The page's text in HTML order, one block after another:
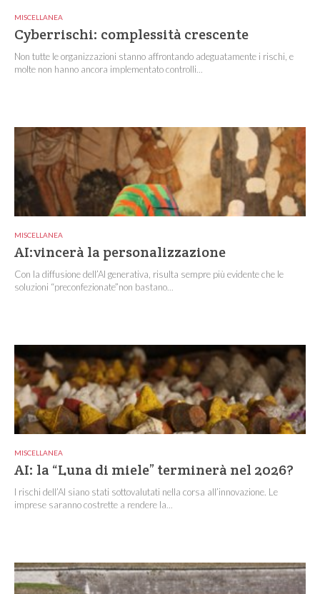
MISCELLANEA
Cyberrischi: complessità crescente
Non tutte le organizzazioni stanno affrontando adeguatamente i rischi, e
molte non hanno ancora implementato controlli...
MISCELLANEA
AI:vincerà la personalizzazione
Con la diffusione dell’AI generativa, risulta sempre più evidente che le
soluzioni “preconfezionate”non bastano...
MISCELLANEA
AI: la “Luna di miele” terminerà nel 2026?
I rischi dell’AI siano stati sottovalutati nella corsa all’innovazione. Le
imprese saranno costrette a rendere la...